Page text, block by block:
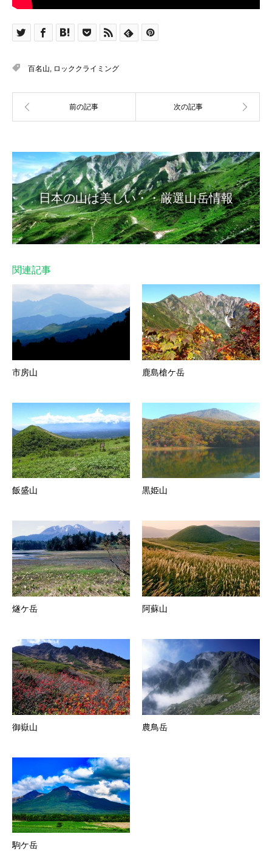
百名山, ロッククライミング
日本の山は美しい・・厳選山岳情報
関連記事
市房山 鹿島槍ケ岳
飯盛山 黒姫山
燧ケ岳 阿蘇山
御嶽山 農鳥岳
駒ケ岳